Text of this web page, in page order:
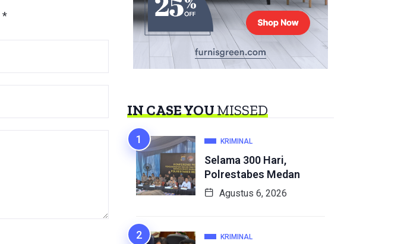
*
IN CASE YOUMISSED
KRIMINAL
Selama 300 Hari,
Polrestabes Medan
Agustus 6, 2026
KRIMINAL